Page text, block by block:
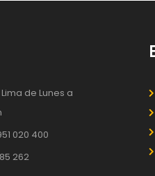
de Lunes a
020 400
262